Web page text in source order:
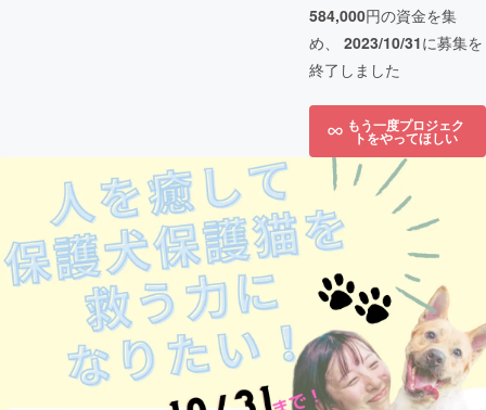
584,000円の資金を集
め、 2023/10/31に募集を
終了しました
もう一度プロジェク
トをやってほしい